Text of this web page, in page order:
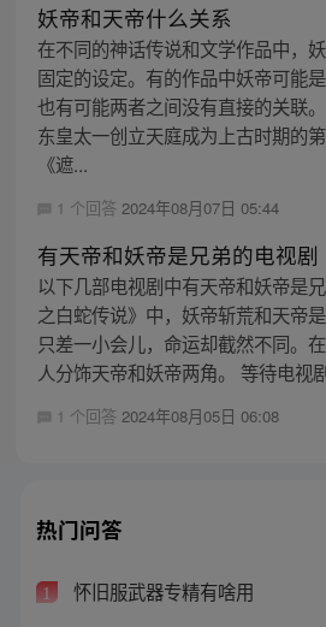
妖帝和天帝什么关系
在不同的神话传说和文学作品中，
固定的设定。有的作品中妖帝可能
也有可能两者之间没有直接的关联
东皇太一创立天庭成为上古时期的
《遮...
1 个回答 2024年08月07日 05:44
有天帝和妖帝是兄弟的电视剧
以下几部电视剧中有天帝和妖帝是
之白蛇传说》中，妖帝斩荒和天帝
只差一小会儿，命运却截然不同。
人分饰天帝和妖帝两角。 等待电视
1 个回答 2024年08月05日 06:08
热门问答
1 怀旧服武器专精有啥用